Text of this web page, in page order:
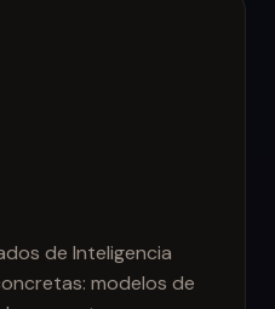
de Inteligencia
modelos de